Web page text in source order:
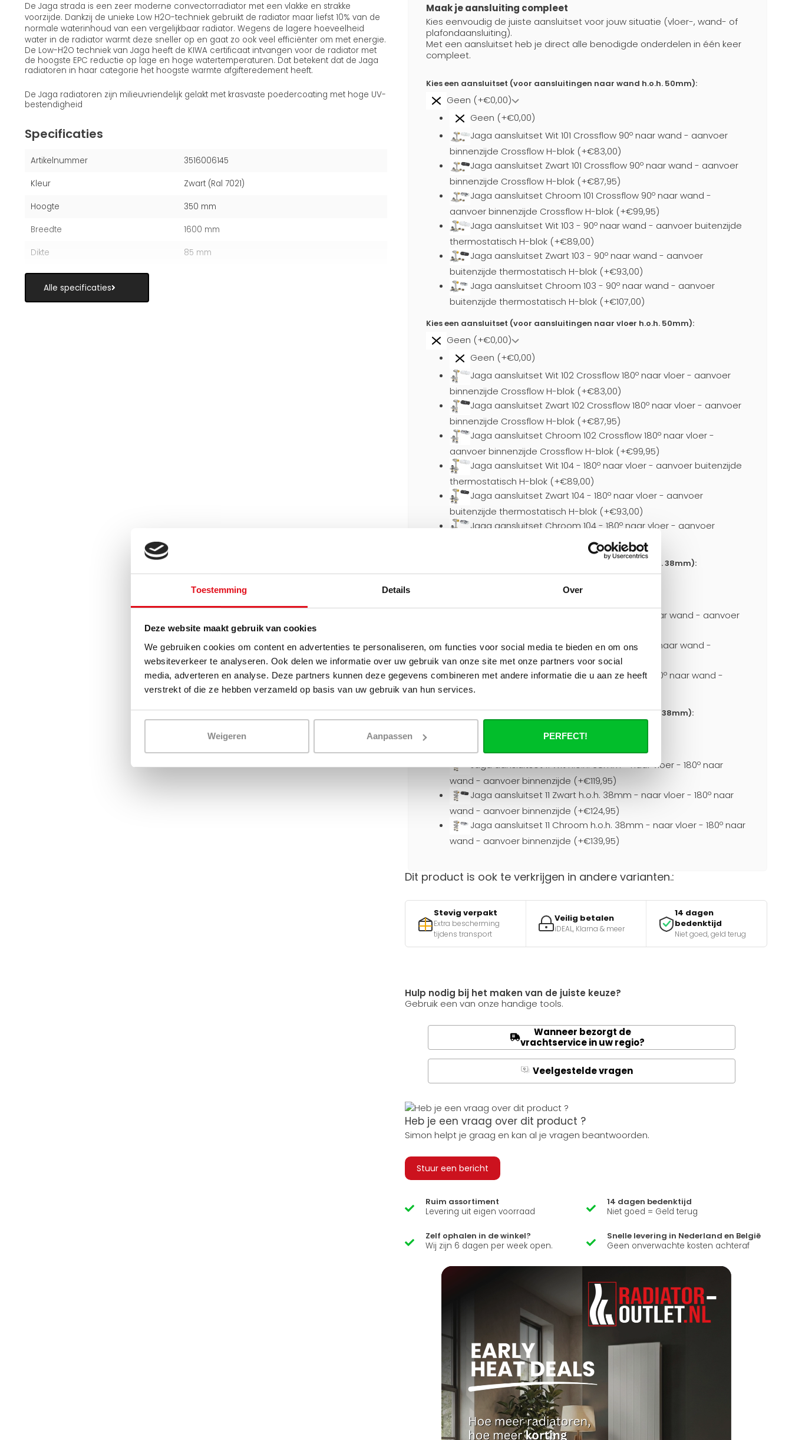
Toestemming Details Over
Deze website maakt gebruik van cookies
We gebruiken cookies om content en advertenties te personaliseren, om functies voor social media te bieden en om ons
websiteverkeer te analyseren. Ook delen we informatie over uw gebruik van onze site met onze partners voor social
media, adverteren en analyse. Deze partners kunnen deze gegevens combineren met andere informatie die u aan ze heeft
verstrekt of die ze hebben verzameld op basis van uw gebruik van hun services.
Weigeren Aanpassen PERFECT!
De Jaga strada is een zeer moderne convectorradiator met een vlakke en strakke
voorzijde. Dankzij de unieke Low H2O-techniek gebruikt de radiator maar liefst 10% van de
normale waterinhoud van een vergelijkbaar radiator. Wegens de lagere hoeveelheid
water in de radiator warmt deze sneller op en gaat zo ook veel efficiënter om met energie.
De Low-H2O techniek van Jaga heeft de KIWA certificaat intvangen voor de radiator met
de hoogste EPC reductie op lage en hoge watertemperaturen. Dat betekent dat de Jaga
radiatoren in haar categorie het hoogste warmte afgifteredement heeft.
De Jaga radiatoren zijn milieuvriendelijk gelakt met krasvaste poedercoating met hoge UV-
bestendigheid
Specificaties
Artikelnummer 3516006145
Kleur Zwart (Ral 7021)
Hoogte 350 mm
Breedte 1600 mm
Dikte 85 mm
Alle specificaties
Maak je aansluiting compleet
Kies eenvoudig de juiste aansluitset voor jouw situatie (vloer-, wand- of
plafondaansluiting).
Met een aansluitset heb je direct alle benodigde onderdelen in één keer
compleet.
Kies een aansluitset (voor aansluitingen naar wand h.o.h. 50mm):
Geen (+€0,00)
Geen (+€0,00)
Jaga aansluitset Wit 101 Crossflow 90º naar wand - aanvoer
binnenzijde Crossflow H-blok (+€83,00)
Jaga aansluitset Zwart 101 Crossflow 90º naar wand - aanvoer
binnenzijde Crossflow H-blok (+€87,95)
Jaga aansluitset Chroom 101 Crossflow 90º naar wand -
aanvoer binnenzijde Crossflow H-blok (+€99,95)
Jaga aansluitset Wit 103 - 90º naar wand - aanvoer buitenzijde
thermostatisch H-blok (+€89,00)
Jaga aansluitset Zwart 103 - 90º naar wand - aanvoer
buitenzijde thermostatisch H-blok (+€93,00)
Jaga aansluitset Chroom 103 - 90º naar wand - aanvoer
buitenzijde thermostatisch H-blok (+€107,00)
Kies een aansluitset (voor aansluitingen naar vloer h.o.h. 50mm):
Geen (+€0,00)
Geen (+€0,00)
Jaga aansluitset Wit 102 Crossflow 180º naar vloer - aanvoer
binnenzijde Crossflow H-blok (+€83,00)
Jaga aansluitset Zwart 102 Crossflow 180º naar vloer - aanvoer
binnenzijde Crossflow H-blok (+€87,95)
Jaga aansluitset Chroom 102 Crossflow 180º naar vloer -
aanvoer binnenzijde Crossflow H-blok (+€99,95)
Jaga aansluitset Wit 104 - 180º naar vloer - aanvoer buitenzijde
thermostatisch H-blok (+€89,00)
Jaga aansluitset Zwart 104 - 180º naar vloer - aanvoer
buitenzijde thermostatisch H-blok (+€93,00)
Jaga aansluitset Chroom 104 - 180º naar vloer - aanvoer
buitenzijde thermostatisch H-blok (+€107,00)
Kies een aansluitset (voor aansluitingen naar wand h.o.h. 38mm):
Jaga aansluitset 11 Wit h.o.h. 38mm - 90º naar wand - aanvoer
Jaga aansluitset 11 Zwart h.o.h. 38mm - 90º naar wand -
aanvoer binnenzijde (+€124,95)
Jaga aansluitset 11 Chroom h.o.h. 38mm - 90º naar wand -
aanvoer binnenzijde (+€139,95)
Kies een aansluitset (voor aansluitingen naar vloer h.o.h. 38mm):
Jaga aansluitset 11 Wit h.o.h. 38mm - naar vloer - 180º naar
wand - aanvoer binnenzijde (+€119,95)
Jaga aansluitset 11 Zwart h.o.h. 38mm - naar vloer - 180º naar
wand - aanvoer binnenzijde (+€124,95)
Jaga aansluitset 11 Chroom h.o.h. 38mm - naar vloer - 180º naar
wand - aanvoer binnenzijde (+€139,95)
Dit product is ook te verkrijgen in andere varianten.:
Stevig verpakt
Extra bescherming
tijdens transport
Veilig betalen
iDEAL, Klarna & meer
14 dagen
bedenktijd
Niet goed, geld terug
Hulp nodig bij het maken van de juiste keuze?
Gebruik een van onze handige tools.
Wanneer bezorgt de
vrachtservice in uw regio?
A
Q Veelgestelde vragen
Heb je een vraag over dit product ?
Simon helpt je graag en kan al je vragen beantwoorden.
Stuur een bericht
Ruim assortiment
Levering uit eigen voorraad
14 dagen bedenktijd
Niet goed = Geld terug
Zelf ophalen in de winkel?
Wij zijn 6 dagen per week open.
Snelle levering in Nederland en België
Geen onverwachte kosten achteraf